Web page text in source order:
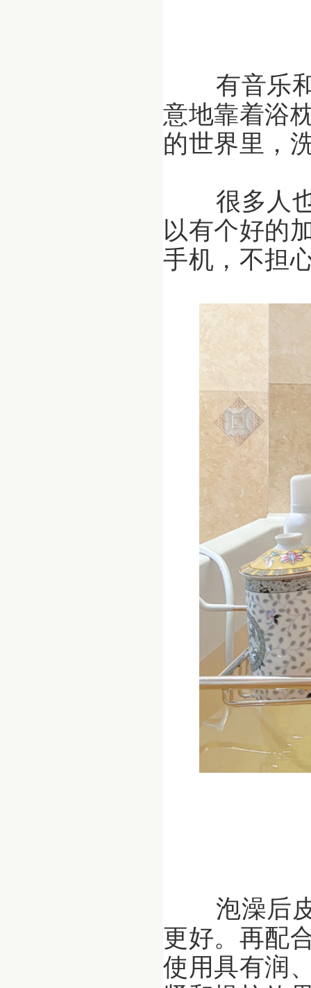
有音乐
意地靠着浴
的世界里，
很多人
以有个好的
手机，不担
泡澡后
更好。再配
使用具有润